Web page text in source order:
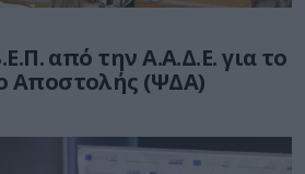
από την Α.Α.Δ.Ε. για το
Αποστολής (ΨΔΑ)